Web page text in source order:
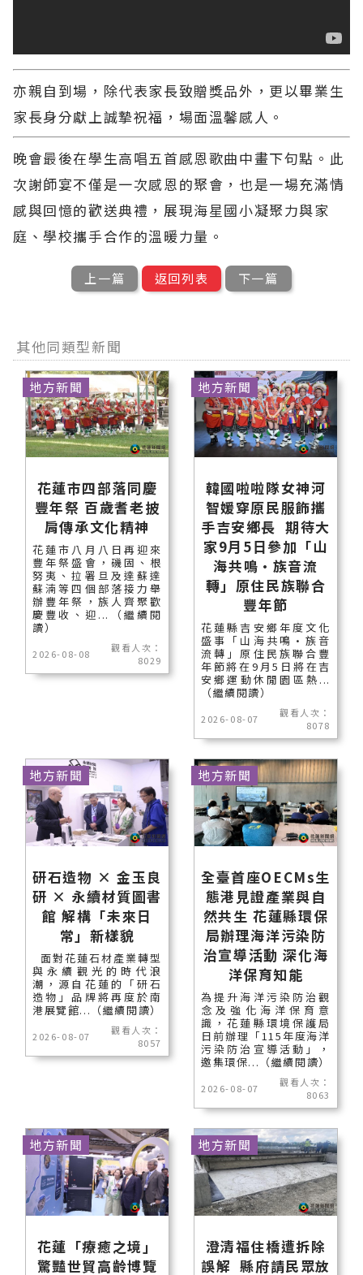
亦親自到場，除代表家長致贈獎品外，更以畢業生
家長身分獻上誠摯祝福，場面溫馨感人。
晚會最後在學生高唱五首感恩歌曲中畫下句點。此
次謝師宴不僅是一次感恩的聚會，也是一場充滿情
感與回憶的歡送典禮，展現海星國小凝聚力與家
庭、學校攜手合作的溫暖力量。
上一篇 返回列表 下一篇
其他同類型新聞
花蓮市四部落同慶
豐年祭 百歲耆老披
肩傳承文化精神
花蓮市八月八日再迎來
豐年祭盛會，磯固、根
努夷、拉署旦及達蘇達
蘇湳等四個部落接力舉
辦豐年祭，族人齊聚歡
慶豐收、迎...（繼續閱
讀）
2026-08-08
觀看人次：
8029
地方新聞
韓國啦啦隊女神河
智媛穿原民服飾攜
手吉安鄉長 期待大
家9月5日參加「山
海共鳴•族音流
轉」原住民族聯合
豐年節
花蓮縣吉安鄉年度文化
盛事「山海共鳴•族音
流轉」原住民族聯合豐
年節將在9月5日將在吉
安鄉運動休閒園區熱...
（繼續閱讀）
2026-08-07
觀看人次：
8078
地方新聞
研石造物 × 金玉良
研 × 永續材質圖書
館 解構「未來日
常」新樣貌
面對花蓮石材產業轉型
與永續觀光的時代浪
潮，源自花蓮的「研石
造物」品牌將再度於南
港展覽館...（繼續閱讀）
2026-08-07
觀看人次：
8057
地方新聞
全臺首座OECMs生
態港見證產業與自
然共生 花蓮縣環保
局辦理海洋污染防
治宣導活動 深化海
洋保育知能
為提升海洋污染防治觀
念及強化海洋保育意
識，花蓮縣環境保護局
日前辦理「115年度海洋
污染防治宣導活動」，
邀集環保...（繼續閱讀）
2026-08-07
觀看人次：
8063
地方新聞
花蓮「療癒之境」
驚豔世貿高齡博覽
地方新聞
澄清福住橋遭拆除
誤解 縣府請民眾放
地方新聞